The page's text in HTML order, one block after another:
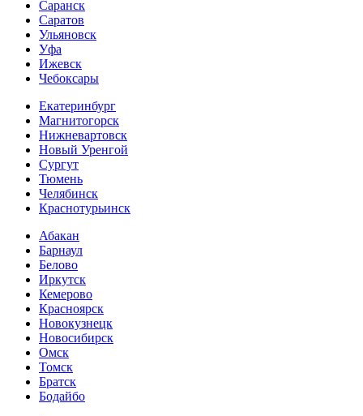
Саранск
Саратов
Ульяновск
Уфа
Ижевск
Чебоксары
Екатеринбург
Магнитогорск
Нижневартовск
Новый Уренгой
Сургут
Тюмень
Челябинск
Краснотурьинск
Абакан
Барнаул
Белово
Иркутск
Кемерово
Красноярск
Новокузнецк
Новосибирск
Омск
Томск
Братск
Бодайбо